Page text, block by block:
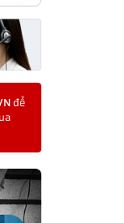
để